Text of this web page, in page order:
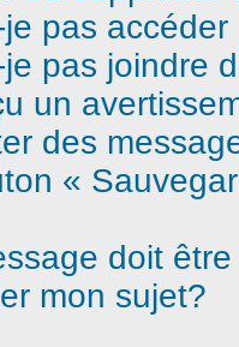
pas
pas joindre
un
des
«
doit
mon sujet?